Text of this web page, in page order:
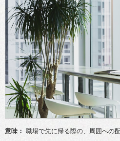
意味： 職場で先に帰る際の、周囲への